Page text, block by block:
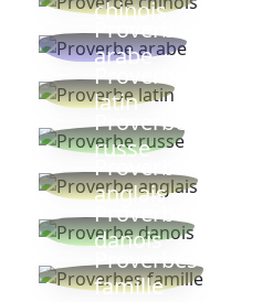
chinois
Proverbe
arabe
Proverbe
latin
Proverbe
russe
Proverbe
anglais
Proverbe
danois
Proverbes
famille